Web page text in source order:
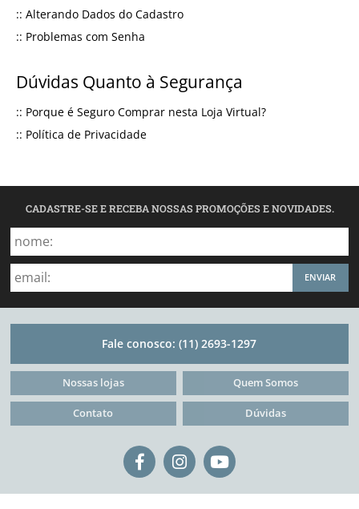
:: Alterando Dados do Cadastro
:: Problemas com Senha
Dúvidas Quanto à Segurança
:: Porque é Seguro Comprar nesta Loja Virtual?
:: Política de Privacidade
CADASTRE-SE E RECEBA NOSSAS PROMOÇÕES E NOVIDADES.
ENVIAR
Fale conosco:(11) 2693-1297
Nossas lojas Quem Somos
Contato Dúvidas